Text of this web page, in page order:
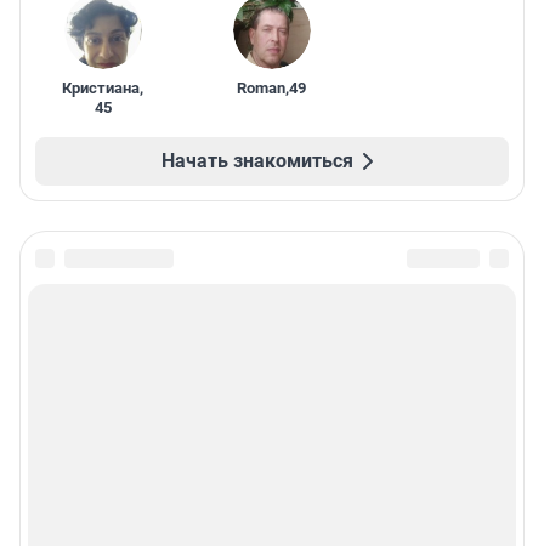
Кристиана,
45
Roman,49
Начать знакомиться